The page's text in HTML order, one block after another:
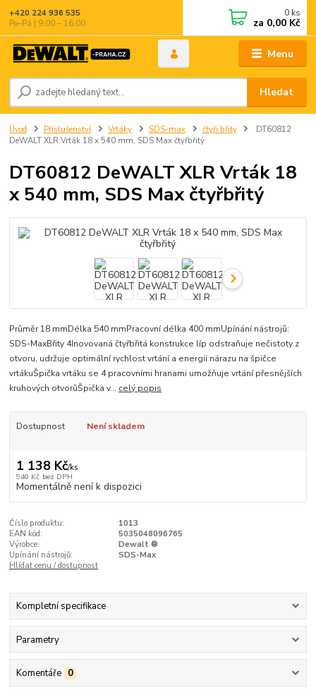
Menu
Hledat
+420 224 936 535
Po–Pá | 9:00 – 16:00
0 ks
za 0,00 Kč
Úvod Příslušenství Vrtáky SDS-max čtyři břity
DT60812
DeWALT XLR Vrták 18 x 540 mm, SDS Max čtyřbřitý
DT60812 DeWALT XLR Vrták 18
x 540 mm, SDS Max čtyřbřitý
Průměr 18 mmDélka 540 mmPracovní délka 400 mmUpínání nástrojů:
SDS-MaxBřity 4Inovovaná čtyřbřitá konstrukce líp odstraňuje nečistoty z
otvoru, udržuje optimální rychlost vrtání a energii nárazu na špičce
vrtákuŠpička vrtáku se 4 pracovními hranami umožňuje vrtání přesnějších
kruhových otvorůŠpička v... celý popis
Dostupnost Není skladem
1 138 Kč/ks
940 Kč bez DPH
Momentálně není k dispozici
Číslo produktu:
1013
EAN kód:
5035048096765
Výrobce:
Dewalt ®
Upínání nástrojů:
SDS-Max
Hlídat cenu / dostupnost
Kompletní specifikace
Parametry
Komentáře 0